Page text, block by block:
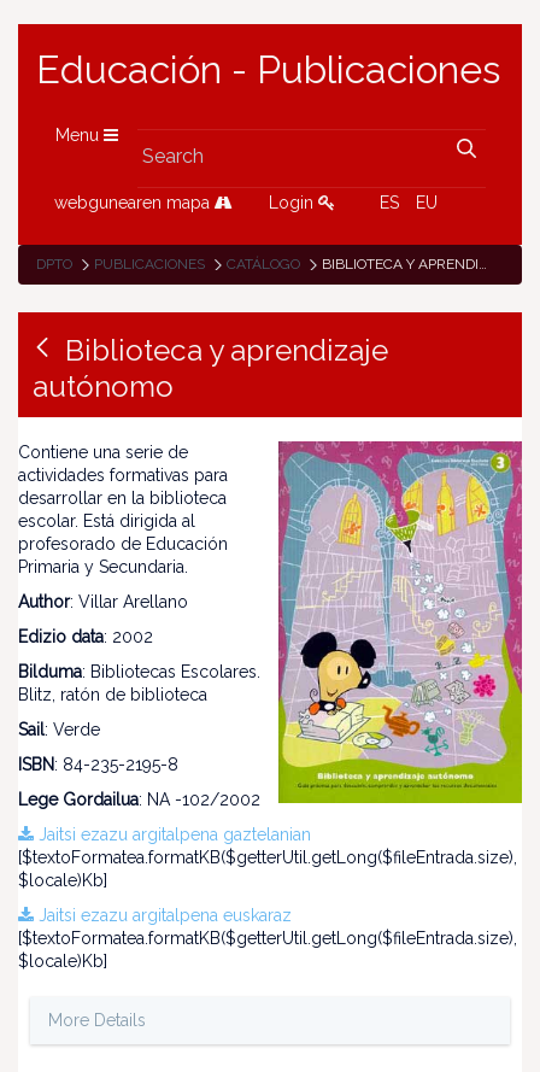
Educación - Publicaciones
Menu
webgunearen mapa Login ES EU
DPTO PUBLICACIONES CATÁLOGO BIBLIOTECA Y APRENDIZAJE AUTÓNOMO
Biblioteca y aprendizaje
autónomo
Contiene una serie de
actividades formativas para
desarrollar en la biblioteca
escolar. Está dirigida al
profesorado de Educación
Primaria y Secundaria.
Author: Villar Arellano
Edizio data: 2002
Bilduma: Bibliotecas Escolares.
Blitz, ratón de biblioteca
Sail: Verde
ISBN: 84-235-2195-8
Lege Gordailua: NA -102/2002
Jaitsi ezazu argitalpena gaztelanian
[$textoFormatea.formatKB($getterUtil.getLong($fileEntrada.size),
$locale)Kb]
Jaitsi ezazu argitalpena euskaraz
[$textoFormatea.formatKB($getterUtil.getLong($fileEntrada.size),
$locale)Kb]
More Details